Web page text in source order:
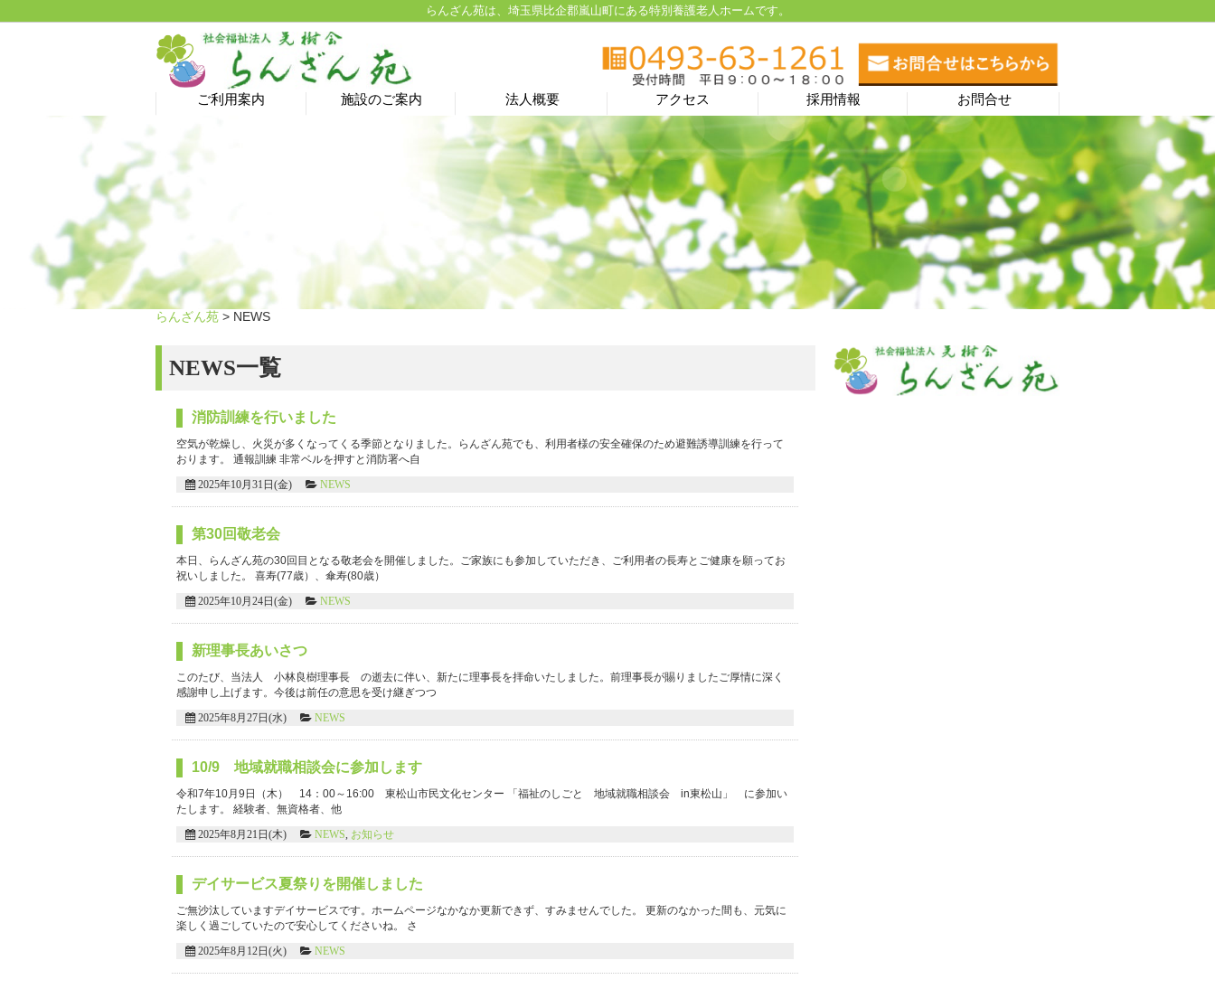
らんざん苑は、埼玉県比企郡嵐山町にある特別養護老人ホームです。
ご利用案内 施設のご案内 法人概要 アクセス 採用情報 お問合せ
らんざん苑 > NEWS
NEWS一覧
消防訓練を行いました
空気が乾燥し、火災が多くなってくる季節となりました。らんざん苑でも、利用者様の安全確保のため避難誘導訓練を行って
おります。 通報訓練 非常ベルを押すと消防署へ自
2025年10月31日(金) NEWS
第30回敬老会
本日、らんざん苑の30回目となる敬老会を開催しました。ご家族にも参加していただき、ご利用者の長寿とご健康を願ってお
祝いしました。 喜寿(77歳）、傘寿(80歳）
2025年10月24日(金) NEWS
新理事長あいさつ
このたび、当法人 小林良樹理事長 の逝去に伴い、新たに理事長を拝命いたしました。前理事長が賜りましたご厚情に深く
感謝申し上げます。今後は前任の意思を受け継ぎつつ
2025年8月27日(水) NEWS
10/9 地域就職相談会に参加します
令和7年10月9日（木） 14：00～16:00 東松山市民文化センター 「福祉のしごと 地域就職相談会 in東松山」 に参加い
たします。 経験者、無資格者、他
2025年8月21日(木) NEWS お知らせ
デイサービス夏祭りを開催しました
ご無沙汰していますデイサービスです。ホームページなかなか更新できず、すみませんでした。 更新のなかった間も、元気に
楽しく過ごしていたので安心してくださいね。 さ
2025年8月12日(火) NEWS